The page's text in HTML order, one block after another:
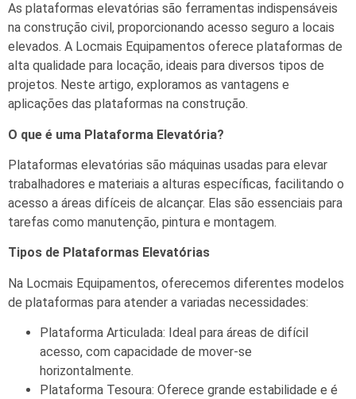
As plataformas elevatórias são ferramentas indispensáveis
na construção civil, proporcionando acesso seguro a locais
elevados. A Locmais Equipamentos oferece plataformas de
alta qualidade para locação, ideais para diversos tipos de
projetos. Neste artigo, exploramos as vantagens e
aplicações das plataformas na construção.
O que é uma Plataforma Elevatória?
Plataformas elevatórias são máquinas usadas para elevar
trabalhadores e materiais a alturas específicas, facilitando o
acesso a áreas difíceis de alcançar. Elas são essenciais para
tarefas como manutenção, pintura e montagem.
Tipos de Plataformas Elevatórias
Na Locmais Equipamentos, oferecemos diferentes modelos
de plataformas para atender a variadas necessidades:
Plataforma Articulada: Ideal para áreas de difícil
acesso, com capacidade de mover-se
horizontalmente.
Plataforma Tesoura: Oferece grande estabilidade e é